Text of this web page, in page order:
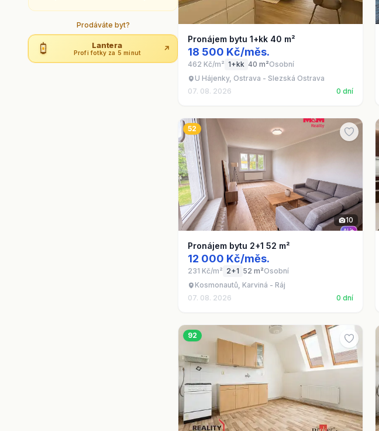
Prodáváte byt?
Lantera
Profi fotky za 5 minut ↗
Pronájem bytu 1+kk 40 m²
18 500 Kč/měs.
462 Kč/m² 1+kk 40 m²Osobní
U Hájenky, Ostrava - Slezská Ostrava
07. 08. 2026
0 dní
52
10
Pronájem bytu 2+1 52 m²
12 000 Kč/měs.
231 Kč/m² 2+1 52 m²Osobní
Kosmonautů, Karviná - Ráj
07. 08. 2026
0 dní
92